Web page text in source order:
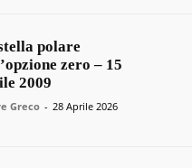
polare
zero – 15
2009
Greco - 28 Aprile 2026